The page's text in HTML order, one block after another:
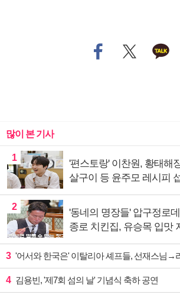
많이 본 기사
1
'편스토랑' 이찬원, 황태해
살구이 등 윤주모 레시피
2
'동네의 명장들' 압구정로
종로 치킨집, 유승목 입맛
3 '어서와 한국은' 이탈리아 셰프들, 선재스님→라
4 김용빈, '제7회 섬의 날' 기념식 축하 공연